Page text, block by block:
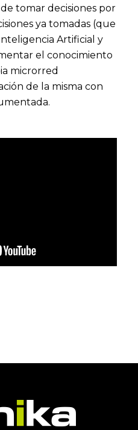
tomar decisiones por
ya tomadas (que
Artificial y
el conocimiento
microrred
de la misma con